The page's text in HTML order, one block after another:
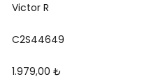
Victor R
C2S44649
1.979,00 ₺